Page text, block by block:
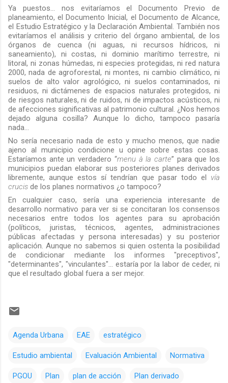
Ya puestos… nos evitaríamos el Documento Previo de
planeamiento, el Documento Inicial, el Documento de Alcance,
el Estudio Estratégico y la Declaración Ambiental. También nos
evitaríamos el análisis y criterio del órgano ambiental, de los
órganos de cuenca (ni aguas, ni recursos hídricos, ni
saneamiento), ni costas, ni dominio marítimo terrestre, ni
litoral, ni zonas húmedas, ni especies protegidas, ni red natura
2000, nada de agroforestal, ni montes, ni cambio climático, ni
suelos de alto valor agrológico, ni suelos contaminados, ni
residuos, ni dictámenes de espacios naturales protegidos, ni
de riesgos naturales, ni de ruidos, ni de impactos acústicos, ni
de afecciones significativas al patrimonio cultural. ¿Nos hemos
dejado alguna cosilla? Aunque lo dicho, tampoco pasaría
nada...
No sería necesario nada de esto y mucho menos, que nadie
ajeno al municipio condicione u opine sobre estas cosas.
Estaríamos ante un verdadero “menu à la carte” para que los
municipios puedan elaborar sus posteriores planes derivados
libremente, aunque estos sí tendrían que pasar todo el vía
crucis de los planes normativos ¿o tampoco?
En cualquier caso, sería una experiencia interesante de
desarrollo normativo para ver si se concitaran los consensos
necesarios entre todos los agentes para su aprobación
(políticos, juristas, técnicos, agentes, administraciones
públicas afectadas y persona interesadas) y su posterior
aplicación. Aunque no sabemos si quien ostenta la posibilidad
de condicionar mediante los informes "preceptivos",
"determinantes", "vinculantes"... estaría por la labor de ceder, ni
que el resultado global fuera a ser mejor.
Agenda Urbana EAE estratégico
Estudio ambiental Evaluación Ambiental Normativa
PGOU Plan plan de acción Plan derivado